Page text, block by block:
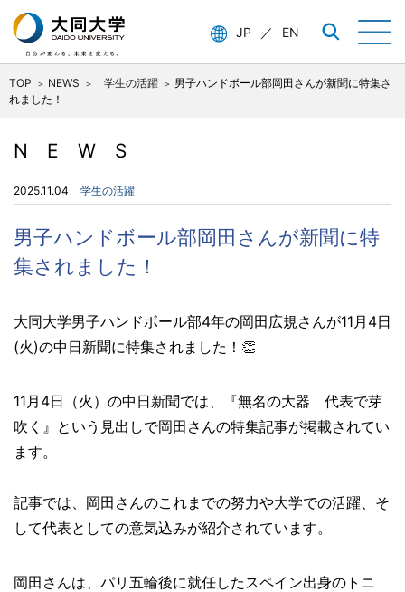
JP ／ EN
TOP NEWS 学生の活躍
男子ハンドボール部岡田さんが新聞に特集さ
れました！
NEWS
2025.11.04 学生の活躍
男子ハンドボール部岡田さんが新聞に特
集されました！
大同大学男子ハンドボール部4年の岡田広規さんが11月4日
(火)の中日新聞に特集されました！👏
11月4日（火）の中日新聞では、『無名の大器 代表で芽
吹く』という見出しで岡田さんの特集記事が掲載されてい
ます。
記事では、岡田さんのこれまでの努力や大学での活躍、そ
して代表としての意気込みが紹介されています。
岡田さんは、パリ五輪後に就任したスペイン出身のトニ